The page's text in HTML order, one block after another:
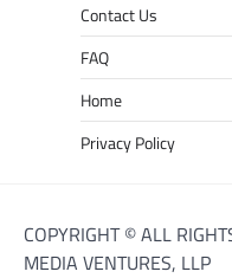
Contact Us
FAQ
Home
Privacy Policy
COPYRIGHT © ALL
MEDIA VENTURES, LLP